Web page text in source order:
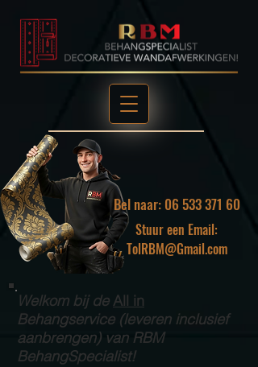
Stuur een Email:
TolRBM@Gmail.com
Bel naar: 06 533 371 60
Welkom bij deAll in
Behangservice (leveren inclusief
aanbrengen) van RBM
BehangSpecialist!